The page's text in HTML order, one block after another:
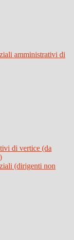
amministrativi di
di vertice (da
(dirigenti non